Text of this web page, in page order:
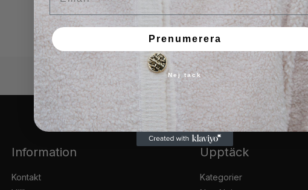
Information
Kontakt
Upptäck
Kategorier
Prenumerera
Nej tack